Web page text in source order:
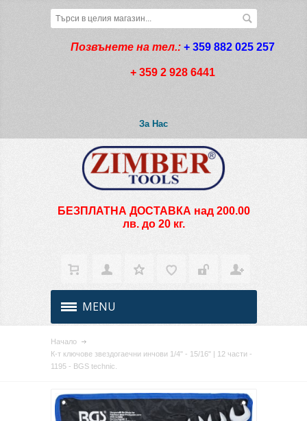
Позвънете на тел.: + 359 882 025 257
+ 359 2 928 6441
За Нас
БЕЗПЛАТНА ДОСТАВКА над 200.00
лв. до 20 кг.
MENU
Начало
К-т ключове звездогаечни инчови 1/4" - 15/16" | 12 части -
1195 - BGS technic.